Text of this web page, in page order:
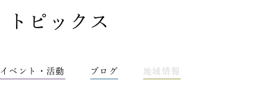
トピックス
イベント・活動 ブログ 地域情報